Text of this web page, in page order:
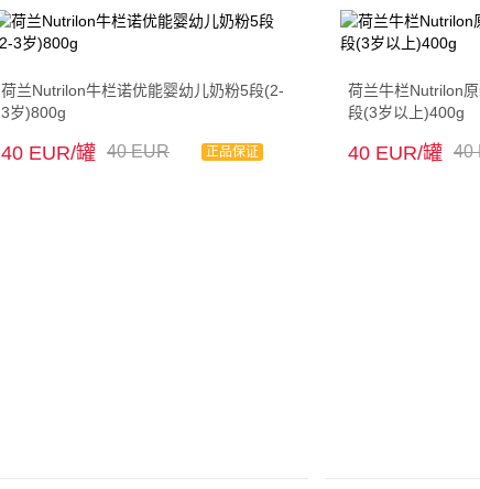
荷兰Nutrilon牛栏诺优能婴幼儿奶粉5段(2-
3岁)800g
40 EUR/罐 40 EUR 正品保证
荷兰牛栏Nutrilon
段(3岁以上)400g
40 EUR/罐 40